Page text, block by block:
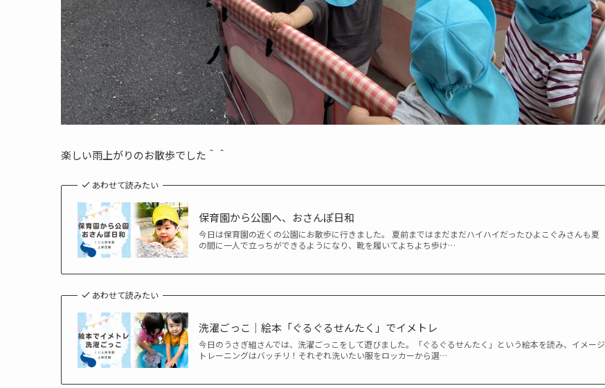
楽しい雨上がりのお散歩でした＾＾
あわせて読みたい
保育園から公園へ、おさんぽ日和
今日は保育園の近くの公園にお散歩に行きました。 夏前まではまだまだハイハイだったひよこぐみさんも夏
の間に一人で立っちができるようになり、靴を履いてよちよち歩け…
あわせて読みたい
洗濯ごっこ｜絵本「ぐるぐるせんたく」でイメトレ
今日のうさぎ組さんでは、洗濯ごっこをして遊びました。「ぐるぐるせんたく」という絵本を読み、イメージ
トレーニングはバッチリ！それぞれ洗いたい服をロッカーから選…